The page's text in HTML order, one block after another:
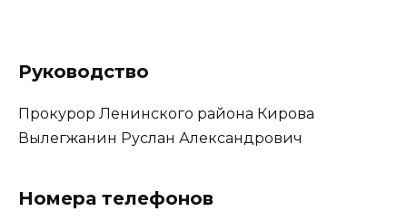
Руководство
Прокурор Ленинского района Кирова
Вылегжанин Руслан Александрович
Номера телефонов